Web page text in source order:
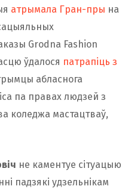
атрымала Гран-пры на
Grodna Fashion
ўдалося патрапіць з
абласнога
па правах людзей з
коледжа мастацтваў,
не каментуе сітуацыю
падзякі удзельнікам